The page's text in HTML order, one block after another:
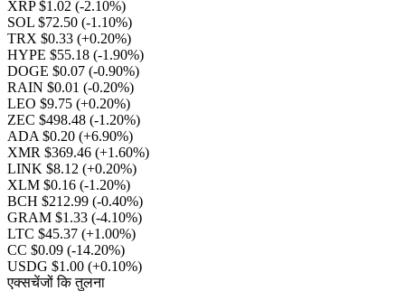
XRP $1.02 (-2.10%)
SOL $72.50 (-1.10%)
TRX $0.33 (+0.20%)
HYPE $55.18 (-1.90%)
DOGE $0.07 (-0.90%)
RAIN $0.01 (-0.20%)
LEO $9.75 (+0.20%)
ZEC $498.48 (-1.20%)
ADA $0.20 (+6.90%)
XMR $369.46 (+1.60%)
LINK $8.12 (+0.20%)
XLM $0.16 (-1.20%)
BCH $212.99 (-0.40%)
GRAM $1.33 (-4.10%)
LTC $45.37 (+1.00%)
CC $0.09 (-14.20%)
USDG $1.00 (+0.10%)
एक्सचेंजों कि तुलना